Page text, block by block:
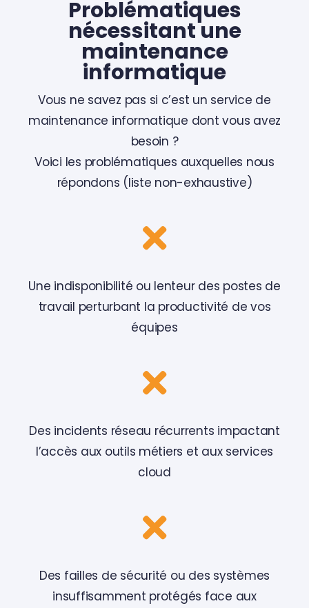
Problématiques
nécessitant une
maintenance
informatique
Vous ne savez pas si c’est un service de
maintenance informatique dont vous avez
besoin ?
Voici les problématiques auxquelles nous
répondons (liste non-exhaustive)
Une indisponibilité ou lenteur des postes de
travail perturbant la productivité de vos
équipes
Des incidents réseau récurrents impactant
l’accès aux outils métiers et aux services
cloud
Des failles de sécurité ou des systèmes
insuffisamment protégés face aux